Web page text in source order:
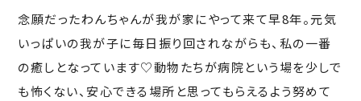
念願だったわんちゃんが我が家にやって来て早8年。元気
いっぱいの我が子に毎日振り回されながらも、私の一番
の癒しとなっています♡動物たちが病院という場を少しで
も怖くない、安心できる場所と思ってもらえるよう努めて